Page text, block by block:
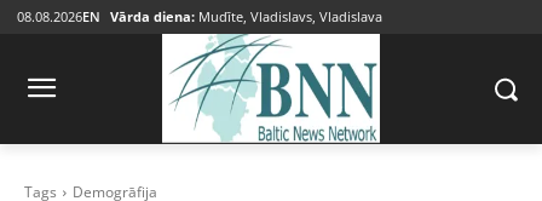
08.08.2026EN Vārda diena: Mudīte, Vladislavs, Vladislava
Tags Demogrāfija